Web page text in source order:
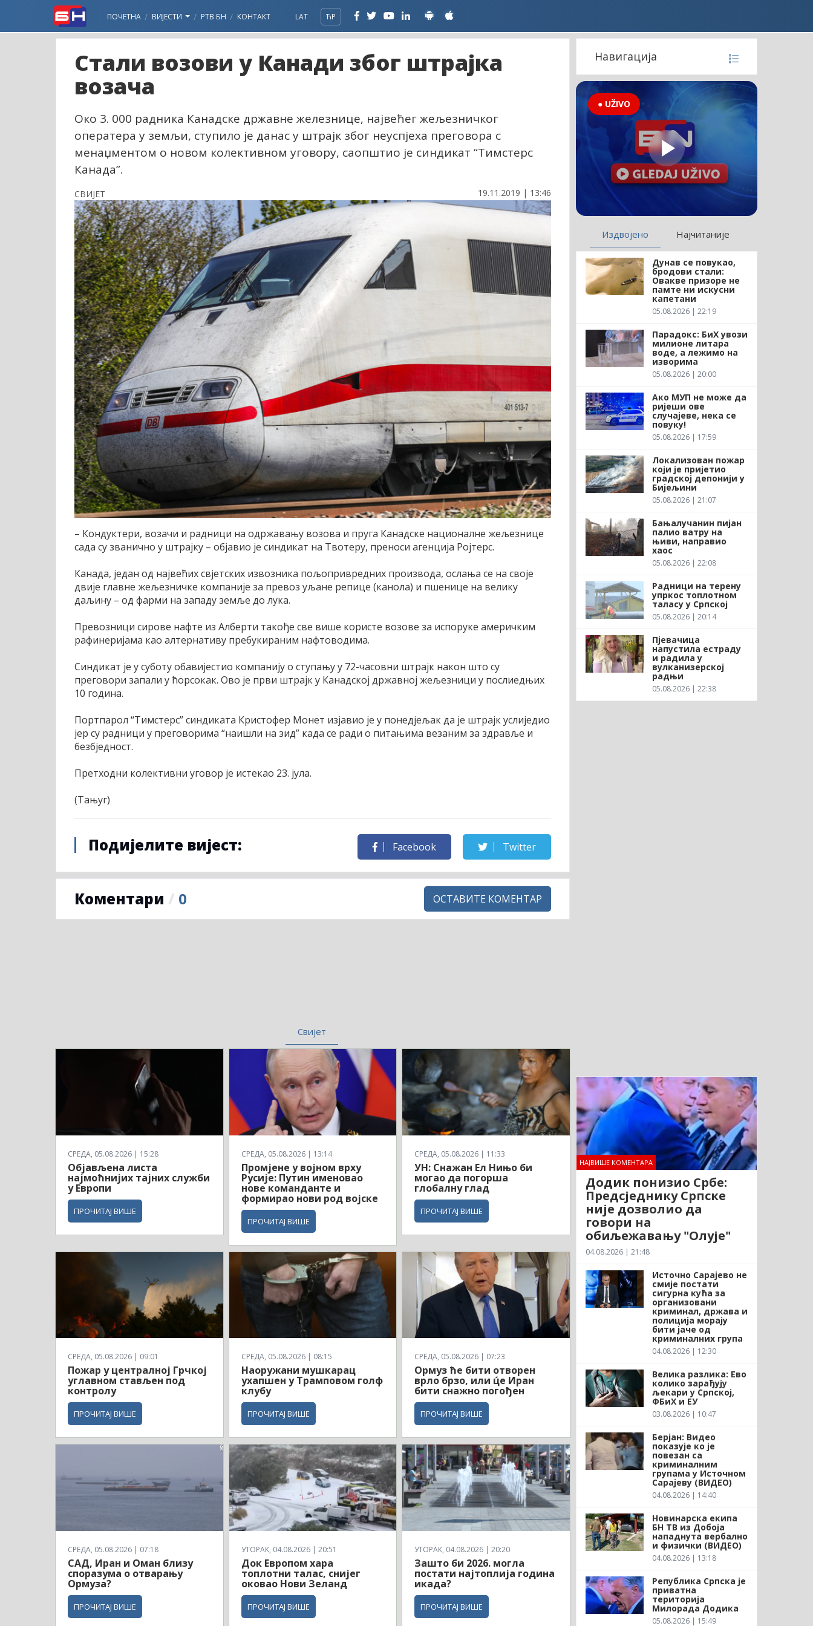
ПОЧЕТНА ВИЈЕСТИ РТВ БН КОНТАКТ LAT ЋР
Стали возови у Канади због штрајка
возача
Око 3. 000 радника Канадске државне железнице, највећег жељезничког
оператера у земљи, ступило је данас у штрајк због неуспјеха преговора с
менаџментом о новом колективном уговору, саопштио је синдикат “Тимстерс
Канада”.
СВИЈЕТ 19.11.2019 | 13:46
– Кондуктери, возачи и радници на одржавању возова и пруга Канадске националне жељезнице
сада су званично у штрајку – објавио је синдикат на Твотеру, преноси агенција Ројтерс.
Канада, један од највећих свјетских извозника пољопривредних производа, ослања се на своје
двије главне жељезничке компаније за превоз уљане репице (канола) и пшенице на велику
даљину – од фарми на западу земље до лука.
Превозници сирове нафте из Алберти такође све више користе возове за испоруке америчким
рафинеријама као алтернативу пребукираним нафтоводима.
Синдикат је у суботу обавијестио компанију о ступању у 72-часовни штрајк након што су
преговори запали у ћорсокак. Ово је први штрајк у Канадској државној жељезници у послиедњих
10 година.
Портпарол “Тимстерс” синдиката Кристофер Монет изјавио је у понедјељак да је штрајк услиједио
јер су радници у преговорима “наишли на зид” када се ради о питањима везаним за здравље и
безбједност.
Претходни колективни уговор је истекао 23. јула.
(Тањуг)
Подијелите вијест: Facebook Twitter
Коментари / 0 ОСТАВИТЕ КОМЕНТАР
Свијет
СРЕДА, 05.08.2026 | 15:28
Објављена листа
најмоћнијих тајних служби
у Европи
ПРОЧИТАЈ ВИШЕ
СРЕДА, 05.08.2026 | 13:14
Промјене у војном врху
Русије: Путин именовао
нове команданте и
формирао нови род војске
ПРОЧИТАЈ ВИШЕ
СРЕДА, 05.08.2026 | 11:33
УН: Снажан Ел Нињо би
могао да погорша
глобалну глад
ПРОЧИТАЈ ВИШЕ
СРЕДА, 05.08.2026 | 09:01
Пожар у централној Грчкој
углавном стављен под
контролу
ПРОЧИТАЈ ВИШЕ
СРЕДА, 05.08.2026 | 08:15
Наоружани мушкарац
ухапшен у Трамповом голф
клубу
ПРОЧИТАЈ ВИШЕ
СРЕДА, 05.08.2026 | 07:23
Ормуз ће бити отворен
врло брзо, или ц́е Иран
бити снажно погођен
ПРОЧИТАЈ ВИШЕ
СРЕДА, 05.08.2026 | 07:18
САД, Иран и Оман близу
споразума о отварању
Ормуза?
ПРОЧИТАЈ ВИШЕ
УТОРАК, 04.08.2026 | 20:51
Док Европом хара
топлотни талас, снијег
оковао Нови Зеланд
ПРОЧИТАЈ ВИШЕ
УТОРАК, 04.08.2026 | 20:20
Зашто би 2026. могла
постати најтоплија година
икада?
ПРОЧИТАЈ ВИШЕ
Навигација
● UŽIVO
Издвојено Најчитаније
Дунав се повукао,
бродови стали:
Овакве призоре не
памте ни искусни
капетани
05.08.2026 | 22:19
Парадокс: БиХ увози
милионе литара
воде, а лежимо на
изворима
05.08.2026 | 20:00
Ако МУП не може да
ријеши ове
случајеве, нека се
повуку!
05.08.2026 | 17:59
Локализован пожар
који је пријетио
градској депонији у
Бијељини
05.08.2026 | 21:07
Бањалучанин пијан
палио ватру на
њиви, направио
хаос
05.08.2026 | 22:08
Радници на терену
упркос топлотном
таласу у Српској
05.08.2026 | 20:14
Пјевачица
напустила естраду
и радила у
вулканизерској
радњи
05.08.2026 | 22:38
НАЈВИШЕ КОМЕНТАРА
Додик понизио Србе:
Предсједнику Српске
није дозволио да
говори на
обиљежавању "Олује"
04.08.2026 | 21:48
Источно Сарајево не
смије постати
сигурна кућа за
организовани
криминал, држава и
полиција морају
бити јаче од
криминалних група
04.08.2026 | 12:30
Велика разлика: Ево
колико зарађују
љекари у Српској,
ФБиХ и ЕУ
03.08.2026 | 10:47
Берјан: Видео
показује ко је
повезан са
криминалним
групама у Источном
Сарајеву (ВИДЕО)
04.08.2026 | 14:40
Новинарска екипа
БН ТВ из Добоја
нападнута вербално
и физички (ВИДЕО)
04.08.2026 | 13:18
Република Српска је
приватна
територија
Милорада Додика
05.08.2026 | 15:49